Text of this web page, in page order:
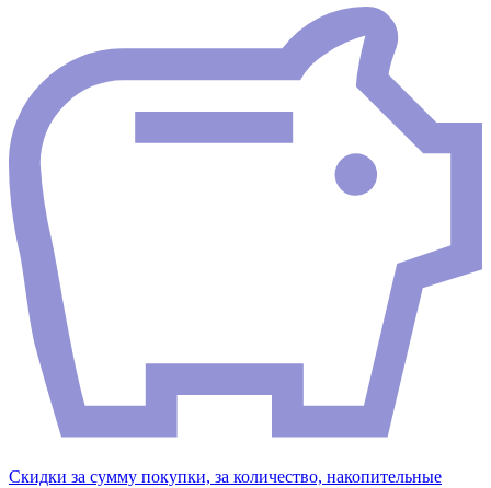
Скидки за сумму покупки, за количество, накопительные